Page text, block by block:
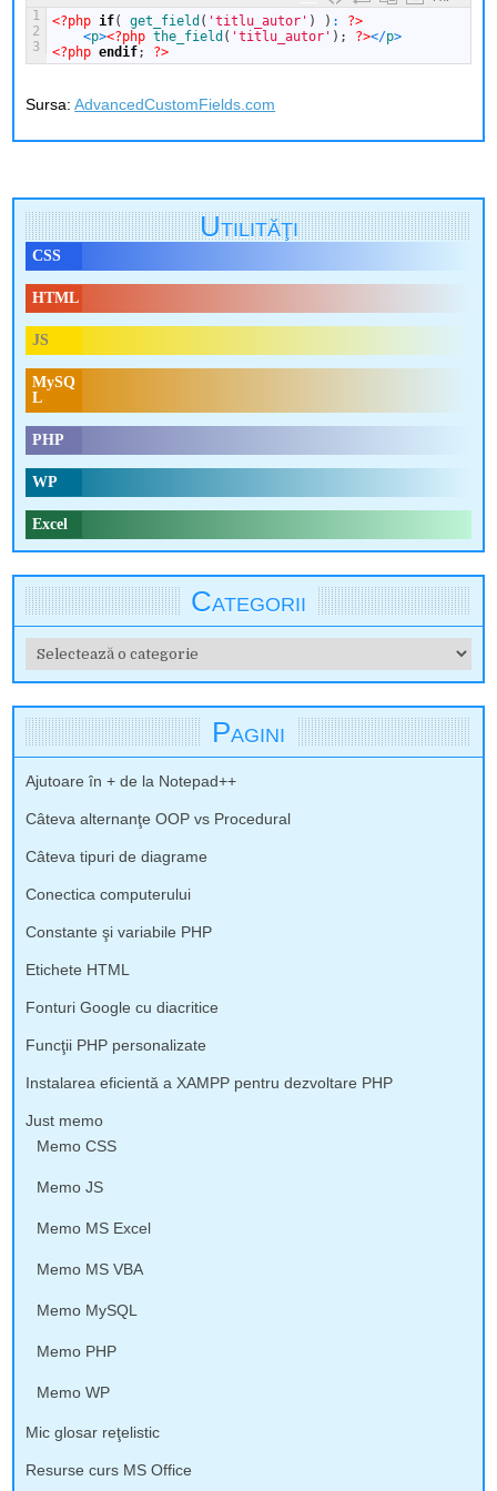
1
2
3
<?php if( get_field ( 'titlu_autor' ) ) :
?>
<p><?php the_field ( 'titlu_autor' ) ; ?></p>
<?php endif; ?>
Sursa:AdvancedCustomFields.com
Utilităţi
CSS
HTML
JS
MySQ
L
PHP
WP
Excel
Categorii
Categorii
Pagini
Ajutoare în + de la Notepad++
Câteva alternanţe OOP vs Procedural
Câteva tipuri de diagrame
Conectica computerului
Constante şi variabile PHP
Etichete HTML
Fonturi Google cu diacritice
Funcţii PHP personalizate
Instalarea eficientă a XAMPP pentru dezvoltare PHP
Just memo
Memo CSS
Memo JS
Memo MS Excel
Memo MS VBA
Memo MySQL
Memo PHP
Memo WP
Mic glosar reţelistic
Resurse curs MS Office